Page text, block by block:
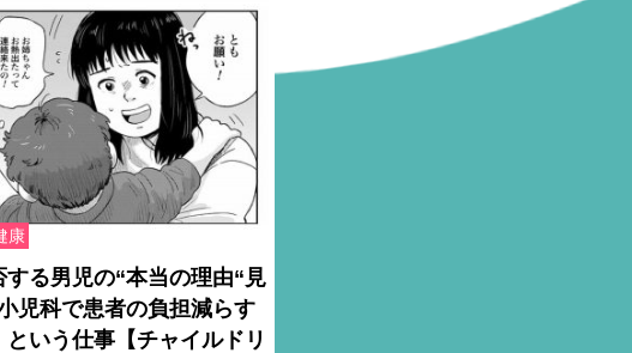
康
する男児の“本当の理由“見
児科で患者の負担減らす
という仕事【チャイルドリ